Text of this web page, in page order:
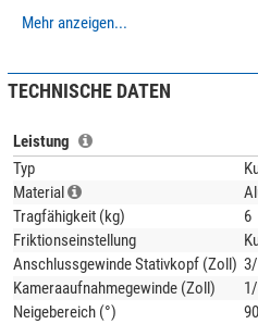
nicht alle Fotografen immer nur mit
unterwegs, im Gegenteil.
Für die Metallteile verwendet Leofoto
Legierungmit Magnesium und Silizium
Zähigkeit aus. Die Streckgrenze ist
werden auf modernsten
CNC-
und sind dadurch deutlich
stabiler als
keine Kompromisse!
Mehr anzeigen...
TECHNISCHE DATEN
Leistung
Typ
Material
Tragfähigkeit (kg)
6
Friktionseinstellung
Anschlussgewinde Stativkopf (Zoll)
Kameraaufnahmegewinde (Zoll)
Neigebereich (°)
90